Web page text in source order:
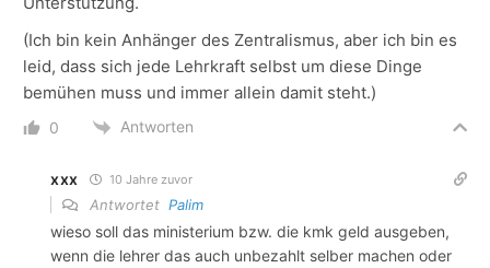
(Ich bin kein Anhänger des Zentralismus, aber ich bin es
leid, dass sich jede Lehrkraft selbst um diese Dinge
bemühen muss und immer allein damit steht.)
0 Antworten
xxx 10 Jahre zuvor
Antwortet Palim
wieso soll das ministerium bzw. die kmk geld ausgeben,
wenn die lehrer das auch unbezahlt selber machen oder